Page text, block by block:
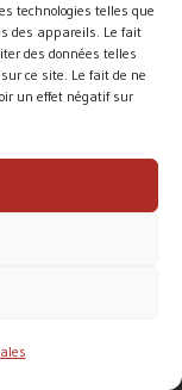
technologies telles que
des appareils. Le fait
des données telles
ce site. Le fait de ne
un effet négatif sur
mission.
des dons des